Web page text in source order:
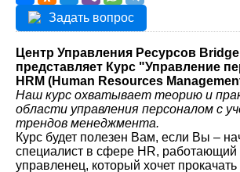
Задать вопрос
Центр Управления Ресурсов
представляет Курс "Управление
HRM (Human Resources
Наш курс охватывает теорию и
области управления персоналом с
трендов менеджмента.
Курс будет полезен Вам, если Вы –
специалист в сфере HR,
управленец, который хочет